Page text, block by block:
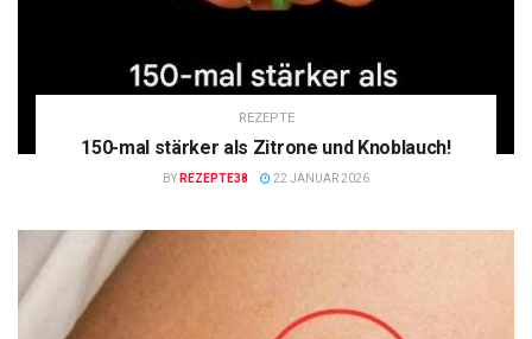
REZEPTE
150-mal stärker als Zitrone und Knoblauch!
BY REZEPTE38 22 JANUAR 2026